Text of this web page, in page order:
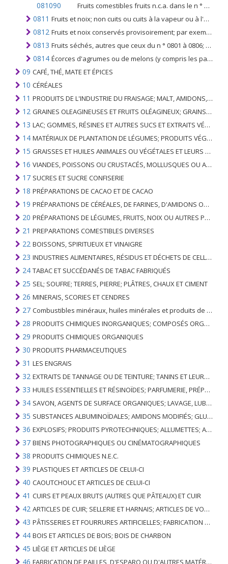
081090 Fruits comestibles fruits n.c.a. dans le n ° 0801 à 0810, frais
0811 Fruits et noix; non cuits ou cuits à la vapeur ou à l'eau dans l'eau, congelés, même additionnés de sucre ou d'autres édulcorants
0812 Fruits et noix conservés provisoirement; par exemple. par du dioxyde de soufre, de la saumure, dans de l'eau soufrée ou dans d'autres solutions de conservation, mais impropres à l'alimentation en l'état pour la consommation immédiate
0813 Fruits séchés, autres que ceux du n ° 0801 à 0806; mélanges de fruits à coque ou de fruits séchés du présent chapitre
0814 Écorces d'agrumes ou de melons (y compris les pastèques); frais, congelés, séchés ou conservés provisoirement dans l'eau salée, dans l'eau soufrée ou dans d'autres solutions de conservation
09 CAFÉ, THÉ, MATE ET ÉPICES
10 CÉRÉALES
11 PRODUITS DE L'INDUSTRIE DU FRAISAGE; MALT, AMIDONS, INULINE, GLUTEN DE BLÉ
12 GRAINES OLEAGINEUSES ET FRUITS OLÉAGINEUX; GRAINS DIVERS, GRAINES ET FRUITS, PLANTES INDUSTRIELLES OU MÉDICINALES; PAILLE ET FOURRAGE
13 LAC; GOMMES, RÉSINES ET AUTRES SUCS ET EXTRAITS VÉGÉTAUX
14 MATÉRIAUX DE PLANTATION DE LÉGUMES; PRODUITS VÉGÉTAUX NON DÉNOMMÉS NI COMPRIS AILLEURS
15 GRAISSES ET HUILES ANIMALES OU VÉGÉTALES ET LEURS PRODUITS DE CLIVAGE; GRAISSES ANIMALES PRÉPARÉES; CIRES ANIMALES OU VÉGÉTALES
16 VIANDES, POISSONS OU CRUSTACÉS, MOLLUSQUES OU AUTRES INVERTÉBRÉS AQUATIQUES; PRÉPARATIONS DE CELLES-CI
17 SUCRES ET SUCRE CONFISERIE
18 PRÉPARATIONS DE CACAO ET DE CACAO
19 PRÉPARATIONS DE CÉRÉALES, DE FARINES, D'AMIDONS OU DE LAIT; PRODUITS DE PATISSERIE
20 PRÉPARATIONS DE LÉGUMES, FRUITS, NOIX OU AUTRES PARTIES DE PLANTES
21 PREPARATIONS COMESTIBLES DIVERSES
22 BOISSONS, SPIRITUEUX ET VINAIGRE
23 INDUSTRIES ALIMENTAIRES, RÉSIDUS ET DÉCHETS DE CELLES-CI; FOURRAGE ANIMAL PRÉPARÉ
24 TABAC ET SUCCÉDANÉS DE TABAC FABRIQUÉS
25 SEL; SOUFRE; TERRES, PIERRE; PLÂTRES, CHAUX ET CIMENT
26 MINERAIS, SCORIES ET CENDRES
27 Combustibles minéraux, huiles minérales et produits de leur distillation; SUBSTANCES BITUMINEUSES; CIRES MINÉRALES
28 PRODUITS CHIMIQUES INORGANIQUES; COMPOSÉS ORGANIQUES ET INORGANIQUES DE MÉTAUX PRÉCIEUX; DE MÉTAUX DES TERRES RARES, D'ÉLÉMENTS RADIOACTIFS ET D'ISOTOPES
29 PRODUITS CHIMIQUES ORGANIQUES
30 PRODUITS PHARMACEUTIQUES
31 LES ENGRAIS
32 EXTRAITS DE TANNAGE OU DE TEINTURE; TANINS ET LEURS DERIVES; COLORANTS, PIGMENTS ET AUTRES MATIERES COLORANTES; PEINTURES, VERNIS; MASTIC, AUTRES MASTIQUES; ENCRES
33 HUILES ESSENTIELLES ET RÉSINOÏDES; PARFUMERIE, PRÉPARATIONS COSMÉTIQUES OU DE TOILETTE
34 SAVON, AGENTS DE SURFACE ORGANIQUES; LAVAGE, LUBRIFICATION, POLISSAGE OU PRÉPARATION À L'ÉPURATION; CIRES ARTIFICIELLES OU PRÉPARÉES, BOUGIES ET ARTICLES SIMILAIRES, PÂTES À MODÉLISER, CIRES DENTAIRES ET PRÉPARATIONS DENTAIRES À BASE DE PLÂTRE
35 SUBSTANCES ALBUMINOÏDALES; AMIDONS MODIFIÉS; GLUES; ENZYMES
36 EXPLOSIFS; PRODUITS PYROTECHNIQUES; ALLUMETTES; ALLIAGES PYROPHORIQUES; CERTAINES PRÉPARATIONS COMBUSTIBLES
37 BIENS PHOTOGRAPHIQUES OU CINÉMATOGRAPHIQUES
38 PRODUITS CHIMIQUES N.E.C.
39 PLASTIQUES ET ARTICLES DE CELUI-CI
40 CAOUTCHOUC ET ARTICLES DE CELUI-CI
41 CUIRS ET PEAUX BRUTS (AUTRES QUE PÂTEAUX) ET CUIR
42 ARTICLES DE CUIR; SELLERIE ET ​​HARNAIS; ARTICLES DE VOYAGE, SACS À MAIN ET RÉCIPIENTS ANALOGUES; ARTICLES DE GUT ANIMAL (AUTRE QUE GUT DE SOIE-VERT)
43 PÂTISSERIES ET FOURRURES ARTIFICIELLES; FABRICATION DE CELLES-CI
44 BOIS ET ARTICLES DE BOIS; BOIS DE CHARBON
45 LIÈGE ET ARTICLES DE LIÈGE
46 FABRICATION DE PAILLES, D'ESPARO OU D'AUTRES MATÉRIAUX DE COULÉE; BASKETWARE ET WICKERWORK